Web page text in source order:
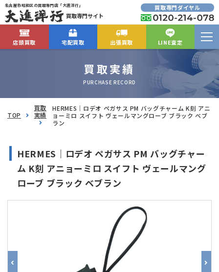
名古屋市昭和区の買取専門店「大進洋行」
買取専門サイト
買取専門ダイヤル
店頭買取 宅配買取 出張買取 LINE査定
買取実績
PURCHASE RECORD
TOP
買取
実績
HERMES｜ロデオ ペガサス PM バッグチャーム K刻 アニ
ョーミロ スイフト ヴェールマングローブ ブラック ベブ
ラン
HERMES｜ロデオ ペガサス PM バッグチャー
ム K刻 アニョーミロ スイフト ヴェールマング
ローブ ブラック ベブラン